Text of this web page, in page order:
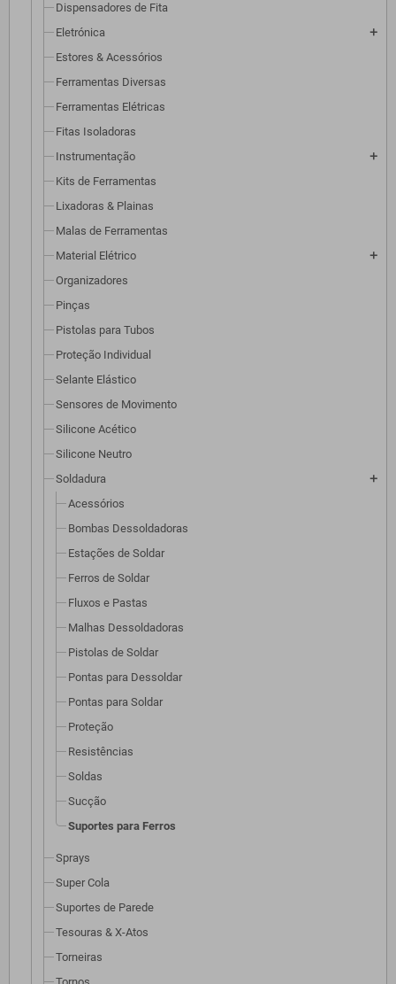
Dispensadores de Fita
Eletrónica
add
Estores & Acessórios
Ferramentas Diversas
Ferramentas Elétricas
Fitas Isoladoras
Instrumentação
add
Kits de Ferramentas
Lixadoras & Plainas
Malas de Ferramentas
Material Elétrico
add
Organizadores
Pinças
Pistolas para Tubos
Proteção Individual
Selante Elástico
Sensores de Movimento
Silicone Acético
Silicone Neutro
Soldadura
add
Acessórios
Bombas Dessoldadoras
Estações de Soldar
Ferros de Soldar
Fluxos e Pastas
Malhas Dessoldadoras
Pistolas de Soldar
Pontas para Dessoldar
Pontas para Soldar
Proteção
Resistências
Soldas
Sucção
Suportes para Ferros
Sprays
Super Cola
Suportes de Parede
Tesouras & X-Atos
Torneiras